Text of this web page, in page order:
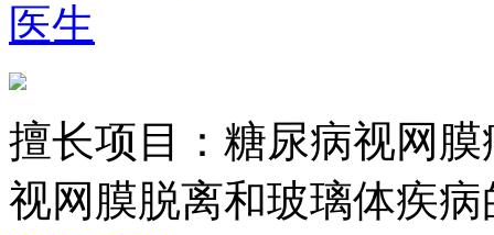
医生
擅长项目： 糖尿病视网
视网膜脱离和玻璃体疾